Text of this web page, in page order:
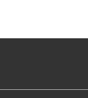
報が適正に管理され
はありません。